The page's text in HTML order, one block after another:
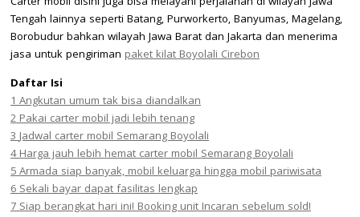
Tengah lainnya seperti Batang, Purworkerto, Banyumas, Magelang,
Borobudur bahkan wilayah Jawa Barat dan Jakarta dan menerima
jasa untuk pengiriman paket kilat Boyolali Cirebon
Daftar Isi
1Angkutan umum tak bisa diandalkan
2Pakai carter mobil jadi lebih tenang
3Jadwal carter mobil Semarang Boyolali
4Harga jauh lebih hemat carter mobil Semarang Boyolali
5Armada siap banyak, mobil keluarga hingga mobil pariwisata
6Sekali bayar dapat fasilitas lengkap
7Siap berangkat hari ini! Booking unit Incaran sebelum sold!